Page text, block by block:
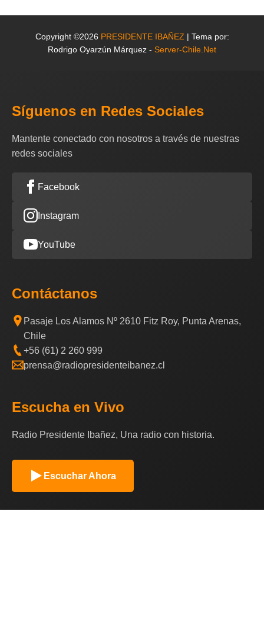
Copyright ©2026 PRESIDENTE IBAÑEZ | Tema por:
Rodrigo Oyarzún Márquez - Server-Chile.Net
Síguenos en Redes Sociales
Mantente conectado con nosotros a través de nuestras
redes sociales
Facebook
Instagram
YouTube
Contáctanos
Pasaje Los Alamos Nº 2610 Fitz Roy, Punta Arenas,
Chile
+56 (61) 2 260 999
prensa@radiopresidenteibanez.cl
Escucha en Vivo
Radio Presidente Ibañez, Una radio con historia.
Escuchar Ahora